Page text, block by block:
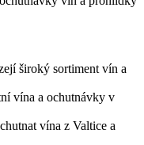
široký sortiment vín a
vína a ochutnávky v
vína z Valtice a